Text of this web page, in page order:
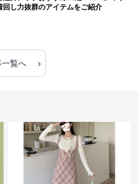
回し力抜群のアイテムをご紹介
覧へ ›